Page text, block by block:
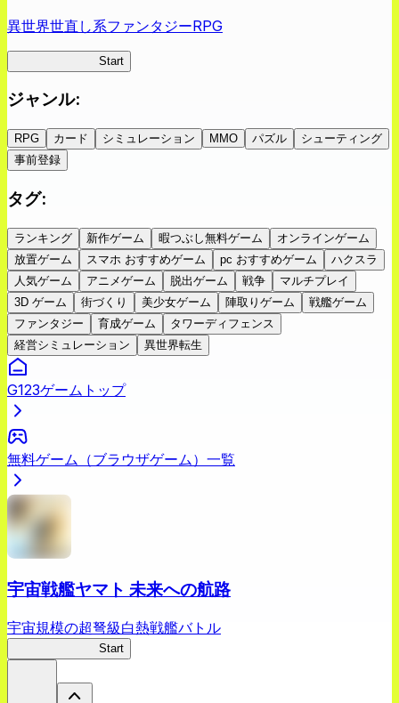
異世界世直し系ファンタジーRPG
Start
ジャンル:
RPG カード シミュレーション MMO パズル
シューティング
事前登録
タグ:
ランキング 新作ゲーム 暇つぶし無料ゲーム
オンラインゲーム
放置ゲーム
スマホ おすすめゲーム pc おすすめゲーム
ハクスラ
人気ゲーム
アニメゲーム 脱出ゲーム 戦争
マルチプレイ
3D ゲーム
街づくり 美少女ゲーム 陣取りゲーム
戦艦ゲーム
ファンタジー
育成ゲーム
タワーディフェンス
経営シミュレーション
異世界転生
G123ゲームトップ
無料ゲーム（ブラウザゲーム）一覧
宇宙戦艦ヤマト 未来への航路
宇宙規模の超弩級白熱戦艦バトル
Start